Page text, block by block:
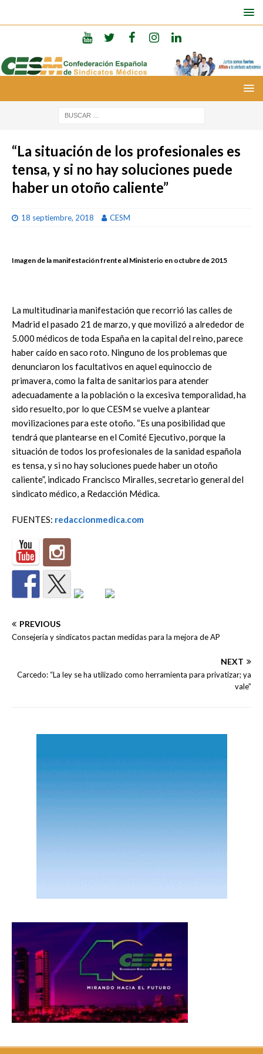
“La situación de los profesionales es
tensa, y si no hay soluciones puede
haber un otoño caliente”
18 septiembre, 2018 CESM
Imagen de la manifestación frente al Ministerio en octubre de 2015
La multitudinaria manifestación que recorrió las calles de
Madrid el pasado 21 de marzo, y que movilizó a alrededor de
5.000 médicos de toda España en la capital del reino, parece
haber caído en saco roto. Ninguno de los problemas que
denunciaron los facultativos en aquel equinoccio de
primavera, como la falta de sanitarios para atender
adecuadamente a la población o la excesiva temporalidad, ha
sido resuelto, por lo que CESM se vuelve a plantear
movilizaciones para este otoño. “Es una posibilidad que
tendrá que plantearse en el Comité Ejecutivo, porque la
situación de todos los profesionales de la sanidad española
es tensa, y si no hay soluciones puede haber un otoño
caliente”, indicado Francisco Miralles, secretario general del
sindicato médico, a Redacción Médica.
FUENTES: redaccionmedica.com
PREVIOUS
Consejería y sindicatos pactan medidas para la mejora de AP
NEXT
Carcedo: “La ley se ha utilizado como herramienta para privatizar; ya
vale”